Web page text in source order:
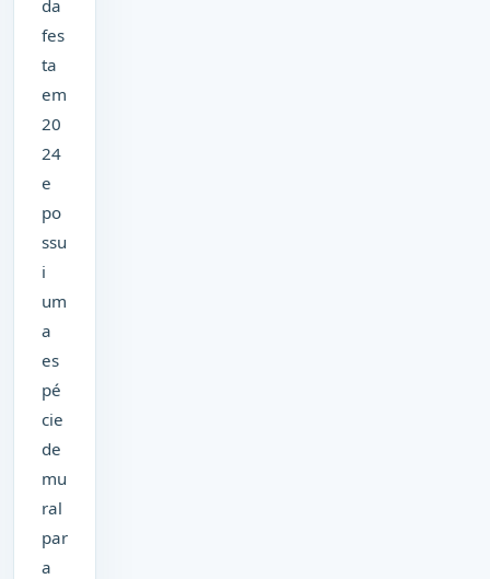
da
fes
ta
em
20
24
e
po
ssu
i
um
a
es
pé
cie
de
mu
ral
par
a